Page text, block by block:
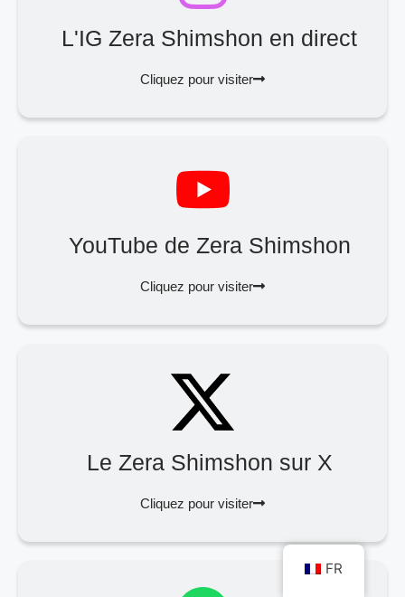
L'IG Zera Shimshon en direct
Cliquez pour visiter
YouTube de Zera Shimshon
Cliquez pour visiter
Le Zera Shimshon sur X
Cliquez pour visiter
FR